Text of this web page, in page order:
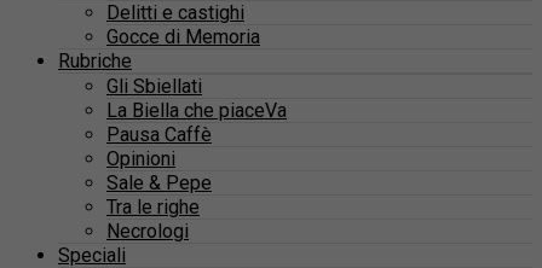
Delitti e castighi
Gocce di Memoria
Rubriche
Gli Sbiellati
La Biella che piaceVa
Pausa Caffè
Opinioni
Sale & Pepe
Tra le righe
Necrologi
Speciali